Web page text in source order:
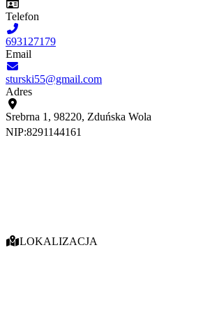
Telefon
693127179
Email
sturski55@gmail.com
Adres
Srebrna 1, 98220, Zduńska Wola
NIP:8291144161
LOKALIZACJA